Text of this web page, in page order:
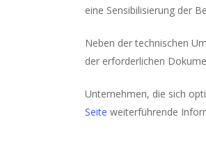
eine Sensibilisierung der
Neben der technischen
der erforderlichen
Unternehmen, die sich
Seite weiterführende